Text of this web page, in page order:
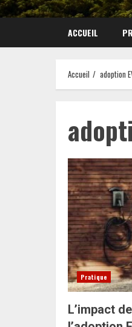
ACCUEIL
Accueil adoption
Pratique
L’impact